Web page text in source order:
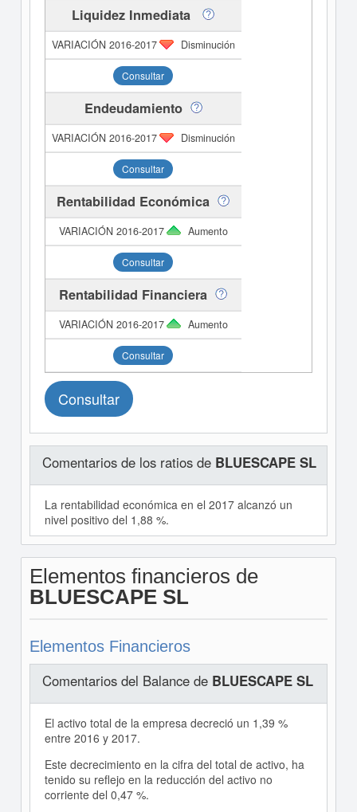
Liquidez Inmediata
Disminución
Consultar
Endeudamiento
Disminución
Consultar
Rentabilidad Económica
Aumento
Consultar
Rentabilidad Financiera
Aumento
Consultar
Consultar
Comentarios de los ratios de BLUESCAPE SL
La rentabilidad económica en el 2017 alcanzó un
nivel positivo del 1,88 %.
Elementos financieros de
BLUESCAPE SL
Elementos Financieros
Comentarios del Balance de BLUESCAPE SL
El activo total de la empresa decreció un 1,39 %
entre 2016 y 2017.
Este decrecimiento en la cifra del total de activo, ha
tenido su reflejo en la reducción del activo no
corriente del 0,47 %.